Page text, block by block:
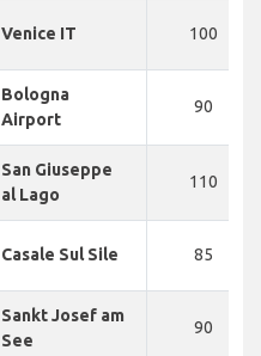
Venice IT 100
Bologna
Airport
90
San Giuseppe
al Lago
110
Casale Sul Sile 85
Sankt Josef am
See
90